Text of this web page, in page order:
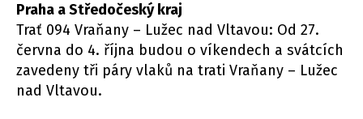
Praha a Středočeský kraj
Trať 094 Vraňany – Lužec nad Vltavou: Od 27.
června do 4. října budou o víkendech a svátcích
zavedeny tři páry vlaků na trati Vraňany – Lužec
nad Vltavou.